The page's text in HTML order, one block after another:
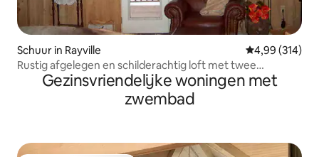
Schuur in Rayville Gemiddelde
4,99 (314)
Rustig afgelegen en schilderachtig loft met twee
slaapkamers
Gezinsvriendelijke woningen met
zwembad